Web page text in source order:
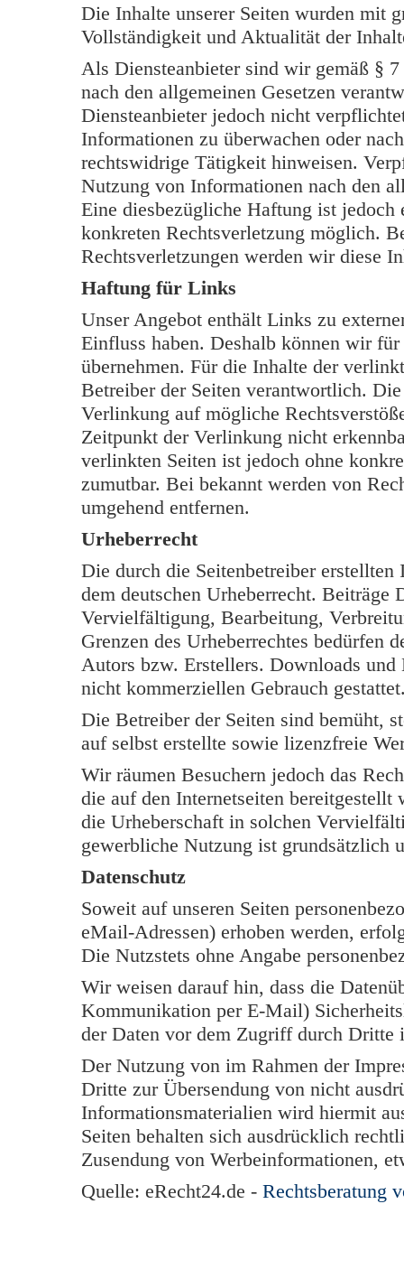
Die Inhalte unserer Seiten wurden mit
Vollständigkeit und Aktualität der
Als Diensteanbieter sind wir gemäß §
nach den allgemeinen Gesetzen
Diensteanbieter jedoch nicht
Informationen zu überwachen oder
rechtswidrige Tätigkeit hinweisen.
Nutzung von Informationen nach den
Eine diesbezügliche Haftung ist
konkreten Rechtsverletzung möglich.
Rechtsverletzungen werden wir diese
Haftung für Links
Unser Angebot enthält Links zu
Einfluss haben. Deshalb können wir
übernehmen. Für die Inhalte der
Betreiber der Seiten verantwortlich.
Verlinkung auf mögliche
Zeitpunkt der Verlinkung nicht
verlinkten Seiten ist jedoch ohne
zumutbar. Bei bekannt werden von
umgehend entfernen.
Urheberrecht
Die durch die Seitenbetreiber
dem deutschen Urheberrecht.
Vervielfältigung, Bearbeitung,
Grenzen des Urheberrechtes bedürfen
Autors bzw. Erstellers. Downloads
nicht kommerziellen Gebrauch
Die Betreiber der Seiten sind bemüht,
auf selbst erstellte sowie lizenzfreie
Wir räumen Besuchern jedoch das
die auf den Internetseiten
die Urheberschaft in solchen
gewerbliche Nutzung ist grundsätzlich
Datenschutz
Soweit auf unseren Seiten
eMail-Adressen) erhoben werden,
Die Nutzstets ohne Angabe
Wir weisen darauf hin, dass die
Kommunikation per E-Mail)
der Daten vor dem Zugriff durch Dritte
Der Nutzung von im Rahmen der
Dritte zur Übersendung von nicht
Informationsmaterialien wird hiermit
Seiten behalten sich ausdrücklich
Zusendung von Werbeinformationen,
Quelle: eRecht24.de - Rechtsberatung